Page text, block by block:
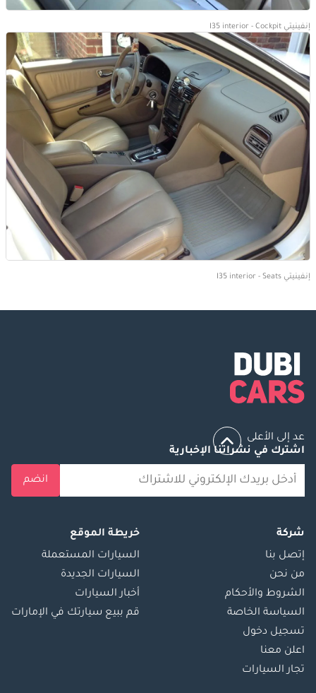
إنفينيتي I35 interior - Cockpit
إنفينيتي I35 interior - Seats
عد إلى الأعلى
اشترك في نشراتنا الإخبارية
انضم
شركة
إتصل بنا
من نحن
الشروط والأحكام
السياسة الخاصة
تسجيل دخول
اعلن معنا
تجار السيارات
خريطة الموقع
السيارات المستعملة
السيارات الجديدة
أخبار السيارات
قم ببيع سيارتك في الإمارات